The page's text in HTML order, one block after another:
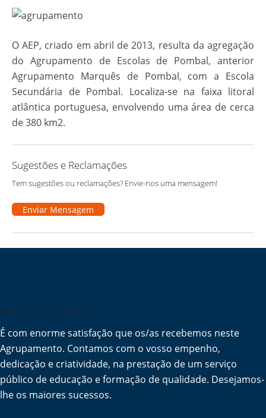
O AEP, criado em abril de 2013, resulta da agregação
do Agrupamento de Escolas de Pombal, anterior
Agrupamento Marquês de Pombal, com a Escola
Secundária de Pombal. Localiza-se na faixa litoral
atlântica portuguesa, envolvendo uma área de cerca
de 380 km2.
Sugestões e Reclamações
Tem sugestões ou reclamações? Envie-nos uma mensagem!
Enviar Mensagem
A Mensagem do Diretor
É com enorme satisfação que os/as recebemos neste
Agrupamento. Contamos com o vosso empenho,
dedicação e criatividade, na prestação de um serviço
público de educação e formação de qualidade. Desejamos-
lhe os maiores sucessos.